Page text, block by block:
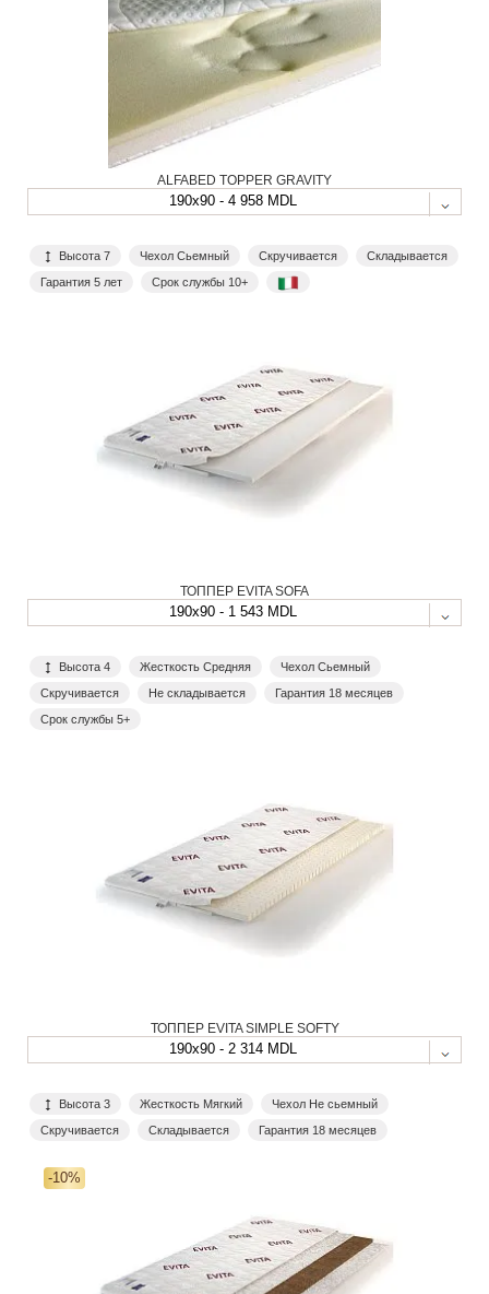
ALFABED TOPPER GRAVITY
190x90 - 4 958 MDL
Высота 7 Чехол Сьемный Скручивается
Складывается
Гарантия 5 лет
Срок службы 10+
ТОППЕР EVITA SOFA
190x90 - 1 543 MDL
Высота 4 Жесткость Средняя
Чехол Сьемный
Скручивается
Не складывается
Гарантия 18 месяцев
Срок службы 5+
ТОППЕР EVITA SIMPLE SOFTY
190x90 - 2 314 MDL
Высота 3 Жесткость Мягкий
Чехол Не сьемный
Скручивается
Складывается Гарантия 18 месяцев
-10%